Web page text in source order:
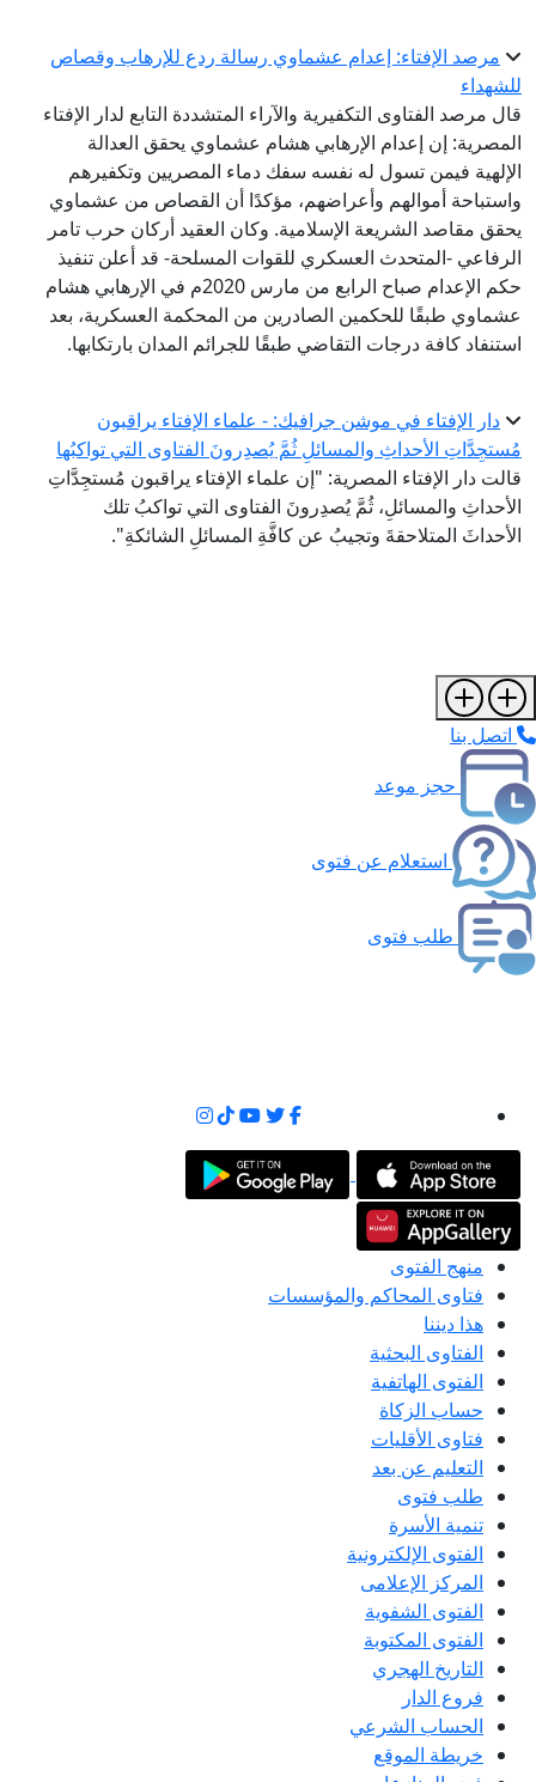
مرصد الإفتاء: إعدام عشماوي رسالة ردع للإرهاب وقصاص
للشهداء
قال مرصد الفتاوى التكفيرية والآراء المتشددة التابع لدار الإفتاء
المصرية: إن إعدام الإرهابي هشام عشماوي يحقق العدالة
الإلهية فيمن تسول له نفسه سفك دماء المصريين وتكفيرهم
واستباحة أموالهم وأعراضهم، مؤكدًا أن القصاص من عشماوي
يحقق مقاصد الشريعة الإسلامية. وكان العقيد أركان حرب تامر
الرفاعي -المتحدث العسكري للقوات المسلحة- قد أعلن تنفيذ
حكم الإعدام صباح الرابع من مارس 2020م في الإرهابي هشام
عشماوي طبقًا للحكمين الصادرين من المحكمة العسكرية، بعد
استنفاد كافة درجات التقاضي طبقًا للجرائم المدان بارتكابها.
دار الإفتاء في موشن جرافيك: - علماء الإفتاء يراقبون
مُستجِدَّاتِ الأحداثِ والمسائلِ ثُمَّ يُصدِرونَ الفتاوى التي تواكبُها
قالت دار الإفتاء المصرية: "إن علماء الإفتاء يراقبون مُستجِدَّاتِ
الأحداثِ والمسائلِ، ثُمَّ يُصدِرونَ الفتاوى التي تواكبُ تلك
الأحداثَ المتلاحقةَ وتجيبُ عن كافَّةِ المسائلِ الشائكةِ".
اتصل بنا
حجز موعد
استعلام عن فتوى
طلب فتوى
منهج الفتوى
فتاوى المحاكم والمؤسسات
هذا ديننا
الفتاوى البحثية
الفتوى الهاتفية
حساب الزكاة
فتاوى الأقليات
التعليم عن بعد
طلب فتوى
تنمية الأسرة
الفتوى الإلكترونية
المركز الإعلامى
الفتوى الشفوية
الفتوى المكتوبة
التاريخ الهجري
فروع الدار
الحساب الشرعي
خريطة الموقع